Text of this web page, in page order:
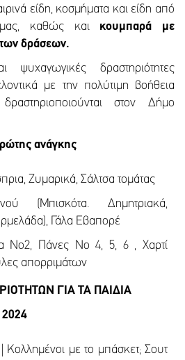
είδη, κοσμήματα και είδη από
καθώς και κουμπαρά με
δράσεων.
ψυχαγωγικές δραστηριότητες
με την πολύτιμη βοήθεια
στον Δήμο
ανάγκης
Ζυμαρικά, Σάλτσα τομάτας
(Μπισκότα. Δημητριακά,
Γάλα Εβαπορέ
Νο2, Πάνες Νο 4, 5, 6 , Χαρτί
απορριμάτων
ΓΙΑ ΤΑ ΠΑΙΔΙΑ
2024
| Κολλημένοι με το μπάσκετ; Σουτ